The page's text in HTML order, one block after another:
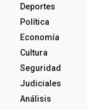
Deportes
Política
Economía
Cultura
Seguridad
Judiciales
Análisis